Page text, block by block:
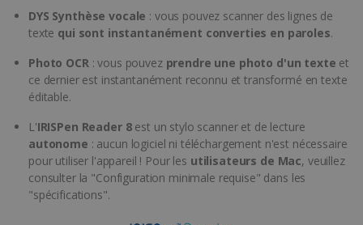
DYS Synthèse vocale : vous pouvez scanner des lignes de
texte qui sont instantanément converties en paroles.
Photo OCR: vous pouvez prendre une photo d'un texte et
ce dernier est instantanément reconnu et transformé en texte
éditable.
L'IRISPen Reader 8est un stylo scanner et de lecture
autonome : aucun logiciel ni téléchargement n'est nécessaire
pour utiliser l'appareil ! Pour les utilisateurs de Mac, veuillez
consulter la "Configuration minimale requise" dans les
"spécifications".